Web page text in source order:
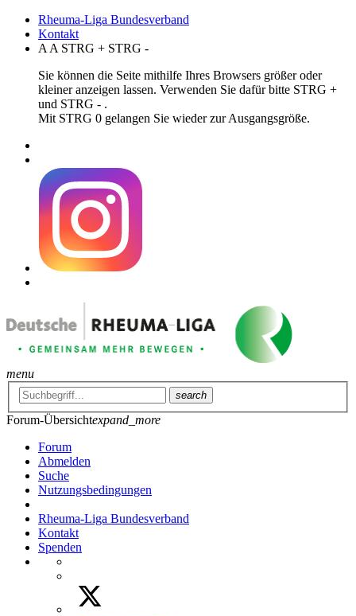
Rheuma-Liga Bundesverband
Kontakt
A A STRG + STRG -
Sie können die Seite mithilfe Ihres Browsers größer oder
kleiner anzeigen lassen. Verwenden Sie dafür bitte STRG +
und STRG - .
Mit STRG 0 gelangen Sie wieder zur Ausgangsgröße.
menu
search
Forum-Übersichtexpand_more
Forum
Abmelden
Suche
Nutzungsbedingungen
Rheuma-Liga Bundesverband
Kontakt
Spenden